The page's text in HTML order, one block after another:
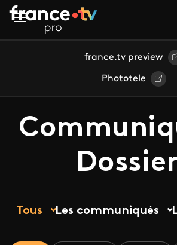
Aller au contenu principal
france.tv preview
Phototele
Tous Les communiqués